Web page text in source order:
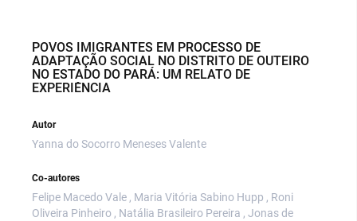
POVOS IMIGRANTES EM PROCESSO DE
ADAPTAÇÃO SOCIAL NO DISTRITO DE OUTEIRO
NO ESTADO DO PARÁ: UM RELATO DE
EXPERIÊNCIA
Autor
Yanna do Socorro Meneses Valente
Co-autores
Felipe Macedo Vale , Maria Vitória Sabino Hupp , Roni
Oliveira Pinheiro , Natália Brasileiro Pereira , Jonas de